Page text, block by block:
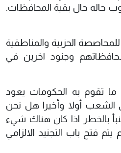
حاله حال بقية المحافظات.
الحزبية والمناطقية
وجنود اخرين في
ما تقوم به الحكومات يعود
أولا وأخيرا هل نحن
بالخطر اذا كان هناك شيء
فتح باب التجنيد الالزامي